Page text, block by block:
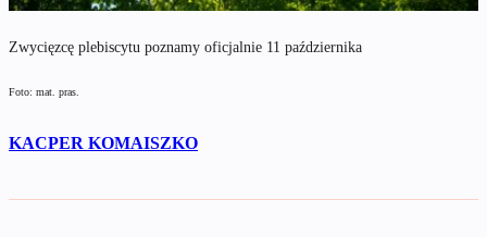
Zwycięzcę plebiscytu poznamy oficjalnie 11 października
Foto: mat. pras.
KACPER KOMAISZKO